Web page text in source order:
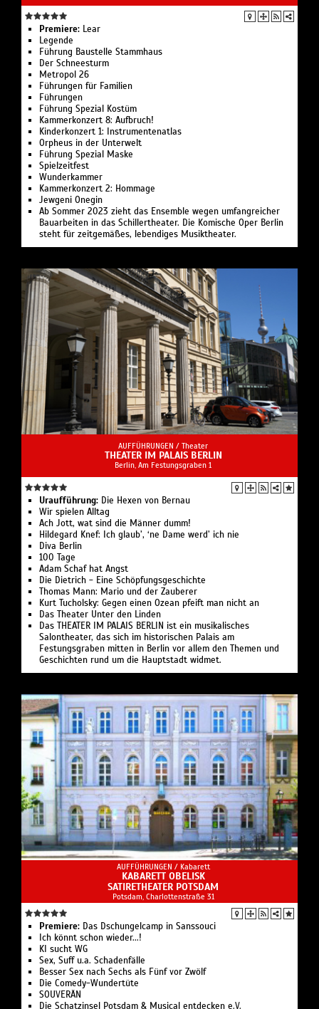
Premiere: Lear
Legende
Führung Bau­stelle Stamm­haus
Der Schnee­sturm
Metropol 26
Führungen für Familien
Führungen
Führung Spezial Kostüm
Kammerkonzert 8: Aufbruch!
Kinderkonzert 1: Instru­men­ten­atlas
Or­pheus in der Un­ter­welt
Führung Spezial Maske
Spielzeit­fest
Wunder­kammer
Kammerkonzert 2: Hommage
Jewgeni Onegin
Ab Sommer 2023 zieht das Ensemble wegen umfangreicher
Bauarbeiten in das Schillertheater. Die Komische Oper Berlin
steht für zeitgemäßes, lebendiges Musiktheater.
AUFFÜHRUNGEN / Theater
THEATER IM PALAIS BERLIN
Berlin, Am Festungsgraben 1
Uraufführung: Die Hexen von Bernau
Wir spielen Alltag
Ach Jott, wat sind die Männer dumm!
Hildegard Knef: Ich glaub’, ‘ne Dame werd’ ich nie
Diva Berlin
100 Tage
Adam Schaf hat Angst
Die Dietrich - Eine Schöpfungsgeschichte
Thomas Mann: Mario und der Zauberer
Kurt Tucholsky: Gegen einen Ozean pfeift man nicht an
Das Theater Unter den Linden
Das THEATER IM PALAIS BERLIN ist ein musikalisches
Salontheater, das sich im historischen Palais am
Festungsgraben mitten in Berlin vor allem den Themen und
Geschichten rund um die Hauptstadt widmet.
AUFFÜHRUNGEN / Kabarett
KABARETT OBELISK
SATIRETHEATER POTSDAM
Potsdam, Charlottenstraße 31
Premiere: Das Dschungelcamp in Sanssouci
Ich könnt schon wieder...!
KI sucht WG
Sex, Suff u.a. Schadenfälle
Besser Sex nach Sechs als Fünf vor Zwölf
Die Comedy-Wundertüte
SOUVERÄN
Die Schatzinsel Potsdam & Musical entdecken e.V.